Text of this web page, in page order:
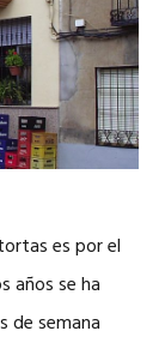
es por el
años se ha
de semana